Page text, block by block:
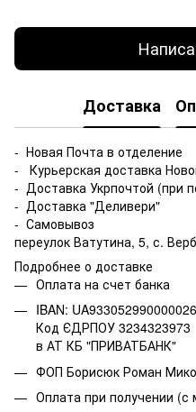
Доставка
- Новая Почта в отделение
- Курьерская доставка
- Доставка Укрпочтой (при
- Доставка "Деливери"
- Самовывоз
переулок Ватутина, 5, с.
Подробнее о доставке
Оплата на счет банка
IBAN:
Код ЄДРПОУ 3234323973
в АТ КБ "ПРИВАТБАНК"
ФОП Борисюк Роман
Оплата при получении